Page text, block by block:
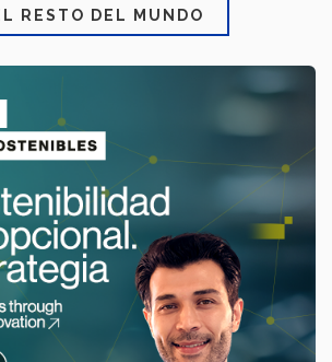
RESTO DEL MUNDO